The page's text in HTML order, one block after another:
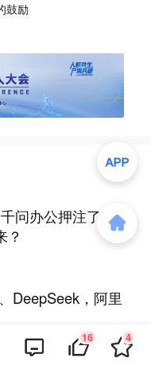
鼓励
问办公押注了怎
？
DeepSeek，阿里
16 4